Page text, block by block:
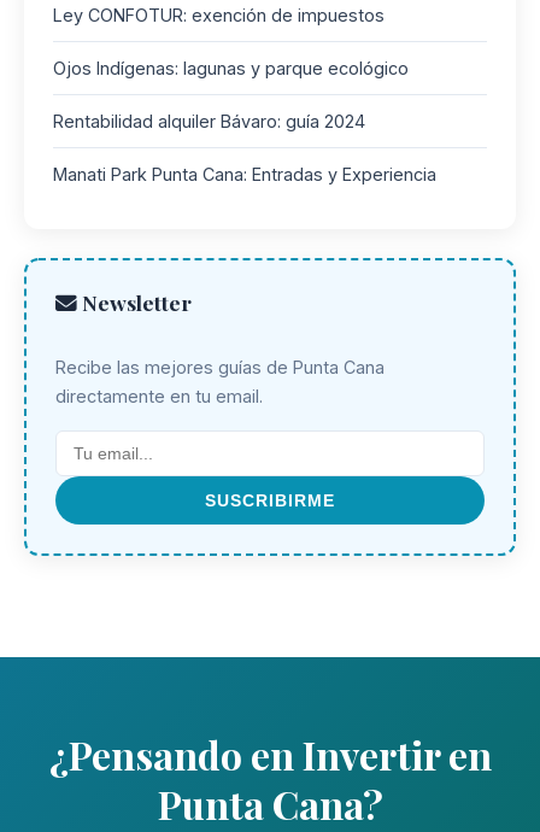
Ley CONFOTUR: exención de impuestos
Ojos Indígenas: lagunas y parque ecológico
Rentabilidad alquiler Bávaro: guía 2024
Manati Park Punta Cana: Entradas y Experiencia
Newsletter
Recibe las mejores guías de Punta Cana
directamente en tu email.
SUSCRIBIRME
¿Pensando en Invertir en
Punta Cana?